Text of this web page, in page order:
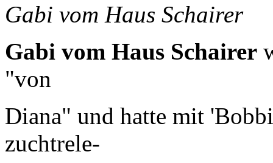
Gabi vom Haus Schairer
Gabi vom Haus Schairer
"von
Diana" und hatte mit
zuchtrele-